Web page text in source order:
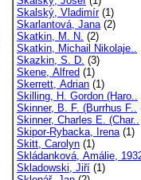
Skalský, Vladimír(1)
Skarlantová, Jana(2)
Skatkin, M. N. (2)
Skatkin, Michail Nikolaje..
Skazkin, S. D. (3)
Skene, Alfred (1)
Skerrett, Adrian (1)
Skilling, H. Gordon (Haro..
Skinner, B. F. (Burrhus F..
Skinner, Charles E. (Char..
Skipor-Rybacka, Irena(1)
Skitt, Carolyn (1)
Skládanková, Amálie,
Skladowski, Jiří (1)